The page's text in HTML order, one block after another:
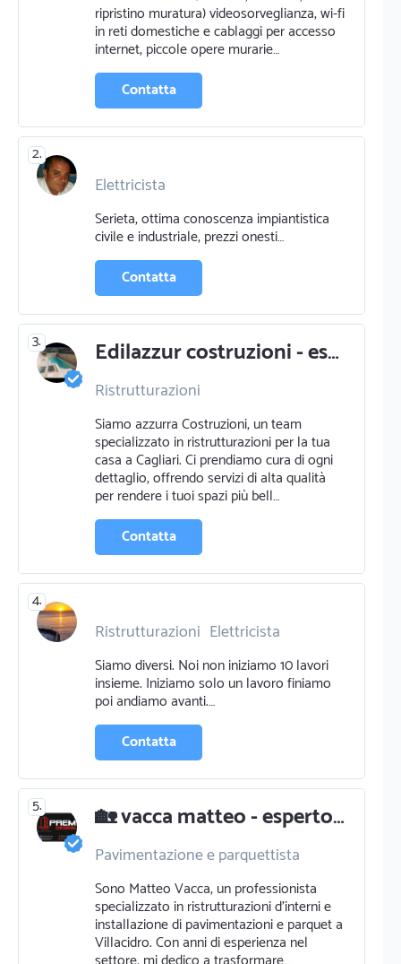
ripristino muratura) videosorveglianza, wi-fi
in reti domestiche e cablaggi per accesso
internet, piccole opere murarie…
Contatta
2.
Elettricista
Sistemi di antifurti e
videosorveglianza
Serieta, ottima conoscenza impiantistica
civile e industriale, prezzi onesti…
Contatta
3. Edilazzur costruzioni - esperti in ristrutturazioni a cagliari
Ristrutturazioni
Opere murarie Piscine Edilizia
Siamo azzurra Costruzioni, un team
specializzato in ristrutturazioni per la tua
casa a Cagliari. Ci prendiamo cura di ogni
dettaglio, offrendo servizi di alta qualità
per rendere i tuoi spazi più bell…
Contatta
4.
Ristrutturazioni Elettricista
Pittura pareti Opere murarie
Idraulico Edilizia Piastrellista
Siamo diversi. Noi non iniziamo 10 lavori
insieme. Iniziamo solo un lavoro finiamo
poi andiamo avanti.…
Contatta
5. 🏡 vacca matteo - esperto in ristrutturazioni e pavimentazioni
Pavimentazione e parquettista
Sono Matteo Vacca, un professionista
specializzato in ristrutturazioni d'interni e
installazione di pavimentazioni e parquet a
Villacidro. Con anni di esperienza nel